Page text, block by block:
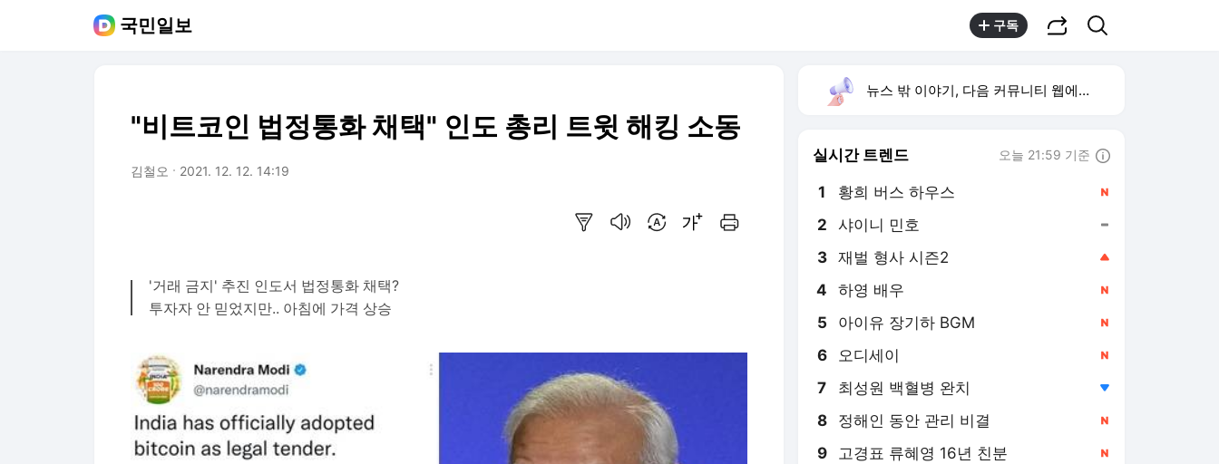
국민일보 구독
"비트코인 법정통화 채택" 인도 총리 트윗 해킹 소동
김철오 2021. 12. 12. 14:19
'거래 금지' 추진 인도서 법정통화 채택?
투자자 안 믿었지만.. 아침에 가격 상승
뉴스 밖 이야기, 다음 커뮤니티 웹에서 보기
실시간 트렌드 오늘 21:59 기준
1 황희 버스 하우스
2 샤이니 민호
3 재벌 형사 시즌2
4 하영 배우
5 아이유 장기하 BGM
6 오디세이
7 최성원 백혈병 완치
8 정해인 동안 관리 비결
9 고경표 류혜영 16년 친분